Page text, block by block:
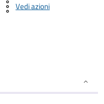
Vedi azioni